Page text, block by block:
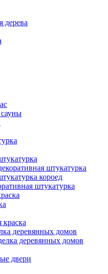
дерева
штукатурка
короед
штукатурка
деревянных домов
деревянных домов
двери